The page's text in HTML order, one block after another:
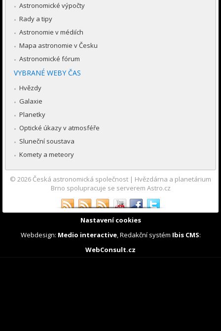
Astronomické výpočty
Rady a tipy
Astronomie v médiích
Mapa astronomie v Česku
Astronomické fórum
VYBRANÉ WEBY ČAS
Hvězdy
Galaxie
Planetky
Optické úkazy v atmosféře
Sluneční soustava
Komety a meteory
© 2026 Česká astronomická společnost | Hvězdárna a planetárium
Brno spolupracuje se serverem Astro.cz
Nastavení cookies
Webdesign: Medio interactive, Redakční systém Ibis CMS:
WebConsult.cz